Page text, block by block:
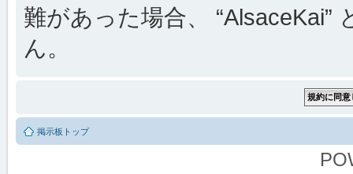
難があった場合、 “AlsaceKai”
ん。
掲示板トップ